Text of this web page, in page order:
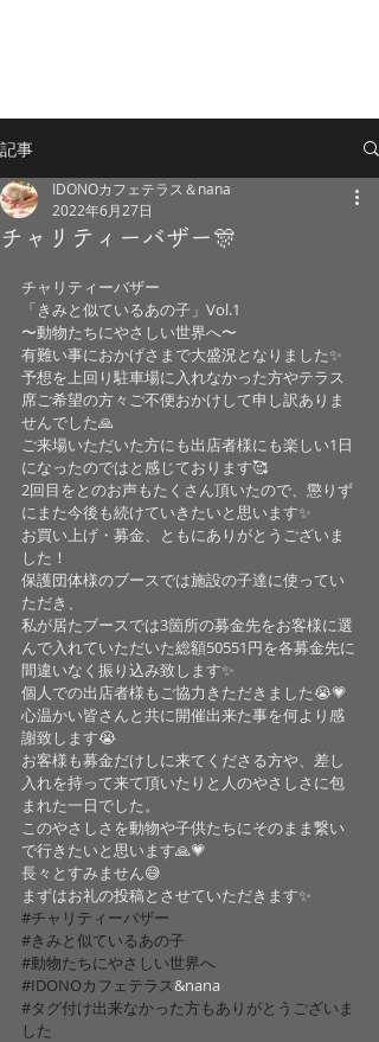
記事
チャリティーバザー🎊
IDONOカフェテラス＆nana
2022年6月27日
チャリティーバザー
「きみと似ているあの子」Vol.1
〜動物たちにやさしい世界へ〜
有難い事におかげさまで大盛況となりました✨
予想を上回り駐車場に入れなかった方やテラス
席ご希望の方々ご不便おかけして申し訳ありま
せんでした🙏
ご来場いただいた方にも出店者様にも楽しい1日
になったのではと感じております🥰
2回目をとのお声もたくさん頂いたので、懲りず
にまた今後も続けていきたいと思います✨
お買い上げ・募金、ともにありがとうございま
した！
保護団体様のブースでは施設の子達に使ってい
ただき、
私が居たブースでは3箇所の募金先をお客様に選
んで入れていただいた総額50551円を各募金先に
間違いなく振り込み致します✨
個人での出店者様もご協力きただきました😭💗
心温かい皆さんと共に開催出来た事を何より感
謝致します😭
お客様も募金だけしに来てくださる方や、差し
入れを持って来て頂いたりと人のやさしさに包
まれた一日でした。
このやさしさを動物や子供たちにそのまま繋い
で行きたいと思います🙏💗
長々とすみません😅
まずはお礼の投稿とさせていただきます✨
#チャリティーバザー
#きみと似ているあの子
#動物たちにやさしい世界へ
#IDONOカフェテラス&nana
#タグ付け出来なかった方もありがとうございま
した